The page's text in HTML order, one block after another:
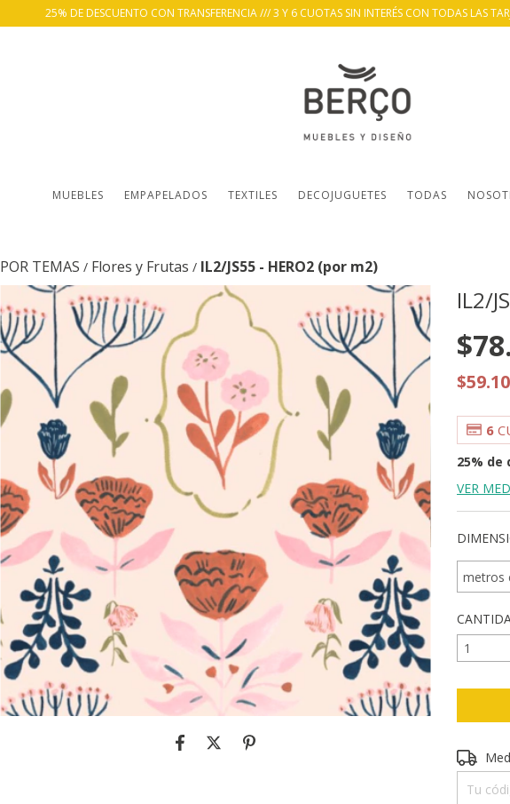
25% DE DESCUENTO CON TRANSFERENCIA /// 3 Y 6 CUOTAS SIN INTERÉS CON TODAS LAS
MUEBLES EMPAPELADOS TEXTILES DECOJUGUETES TODAS
POR TEMAS / Flores y Frutas / IL2/JS55 - HERO2 (por m2)
IL2/
6
25% de
VER